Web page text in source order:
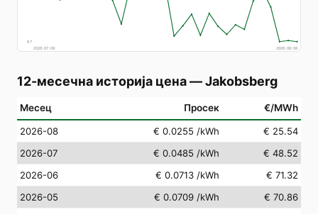
€7
2026-07-09
2026-08-08
12-месечна историја цена—Jakobsberg
Месец Просек €/MWh
2026-08 € 0.0255 /kWh
€ 25.54
2026-07
€ 0.0485 /kWh
€ 48.52
2026-06
€ 0.0713 /kWh
€ 71.32
2026-05
€ 0.0709 /kWh
€ 70.86